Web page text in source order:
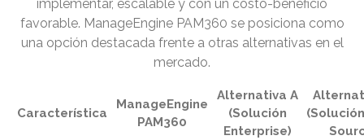
implementar, escalable y con un costo-beneficio
favorable. ManageEngine PAM360 se posiciona como
una opción destacada frente a otras alternativas en el
mercado.
Característica
ManageEngine
PAM360
Alternativa A
(Solución
Enterprise)